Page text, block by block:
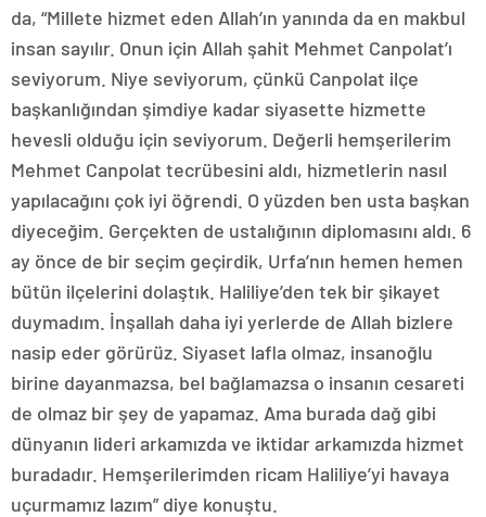
da, “Millete hizmet eden Allah’ın yanında da en makbul
insan sayılır. Onun için Allah şahit Mehmet Canpolat’ı
seviyorum. Niye seviyorum, çünkü Canpolat ilçe
başkanlığından şimdiye kadar siyasette hizmette
hevesli olduğu için seviyorum. Değerli hemşerilerim
Mehmet Canpolat tecrübesini aldı, hizmetlerin nasıl
yapılacağını çok iyi öğrendi. O yüzden ben usta başkan
diyeceğim. Gerçekten de ustalığının diplomasını aldı. 6
ay önce de bir seçim geçirdik, Urfa’nın hemen hemen
bütün ilçelerini dolaştık. Haliliye’den tek bir şikayet
duymadım. İnşallah daha iyi yerlerde de Allah bizlere
nasip eder görürüz. Siyaset lafla olmaz, insanoğlu
birine dayanmazsa, bel bağlamazsa o insanın cesareti
de olmaz bir şey de yapamaz. Ama burada dağ gibi
dünyanın lideri arkamızda ve iktidar arkamızda hizmet
buradadır. Hemşerilerimden ricam Haliliye’yi havaya
uçurmamız lazım” diye konuştu.